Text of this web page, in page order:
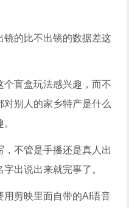
镜的比不出镜的数据差这
个盲盒玩法感兴趣，而不
别人的家乡特产是什么
不管是手播还是真人出
出说出来就完事了。
用剪映里面自带的AI语音